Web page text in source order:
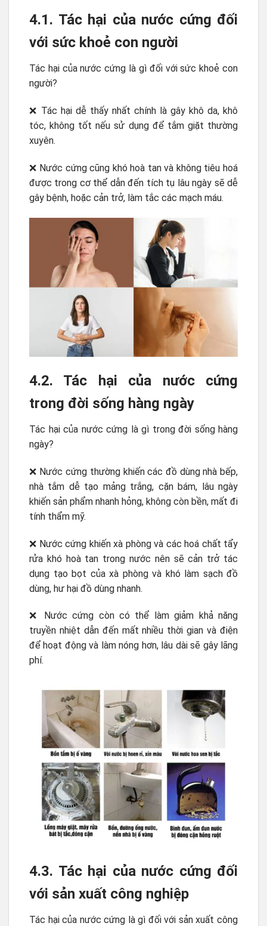
4.1. Tác hại của nước cứng đối
với sức khoẻ con người
Tác hại của nước cứng là gì đối với sức khoẻ con
người?
❌ Tác hại dễ thấy nhất chính là gây khô da, khô
tóc, không tốt nếu sử dụng để tắm giặt thường
xuyên.
❌ Nước cứng cũng khó hoà tan và không tiêu hoá
được trong cơ thể dẫn đến tích tụ lâu ngày sẽ dễ
gây bệnh, hoặc cản trở, làm tắc các mạch máu.
4.2. Tác hại của nước cứng
trong đời sống hàng ngày
Tác hại của nước cứng là gì trong đời sống hàng
ngày?
❌ Nước cứng thường khiến các đồ dùng nhà bếp,
nhà tắm dễ tạo mảng trắng, cặn bám, lâu ngày
khiến sản phẩm nhanh hỏng, không còn bền, mất đi
tính thẩm mỹ.
❌ Nước cứng khiến xà phòng và các hoá chất tẩy
rửa khó hoà tan trong nước nên sẽ cản trở tác
dụng tạo bọt của xà phòng và khó làm sạch đồ
dùng, hư hại đồ dùng nhanh.
❌ Nước cứng còn có thể làm giảm khả năng
truyền nhiệt dẫn đến mất nhiều thời gian và điện
để hoạt động và làm nóng hơn, lâu dài sẽ gây lãng
phí.
4.3. Tác hại của nước cứng đối
với sản xuất công nghiệp
Tác hại của nước cứng là gì đối với sản xuất công